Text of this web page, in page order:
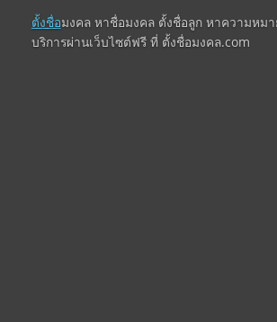
ตั้งชื่อมงคล หาชื่อมงคล ตั้งชื่อลูก หาความหม
บริการผ่านเว็บไซต์ฟรี ที่ ตั้งชื่อมงคล.com